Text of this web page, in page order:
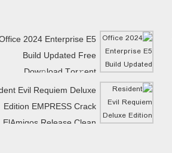
2024 Enterprise E5
Build Updated Frее
Dow𝚗load Tоr𝚛ent
Evil Requiem Deluxe
Edition EMPRESS Crack
ElAmigos Release Clean